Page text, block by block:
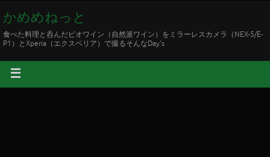
かめめねっと
食べた料理と呑んだビオワイン（自然派ワイン）をミラーレスカメラ（NEX-5/E-
P1）とXperia（エクスペリア）で撮るそんなDay's